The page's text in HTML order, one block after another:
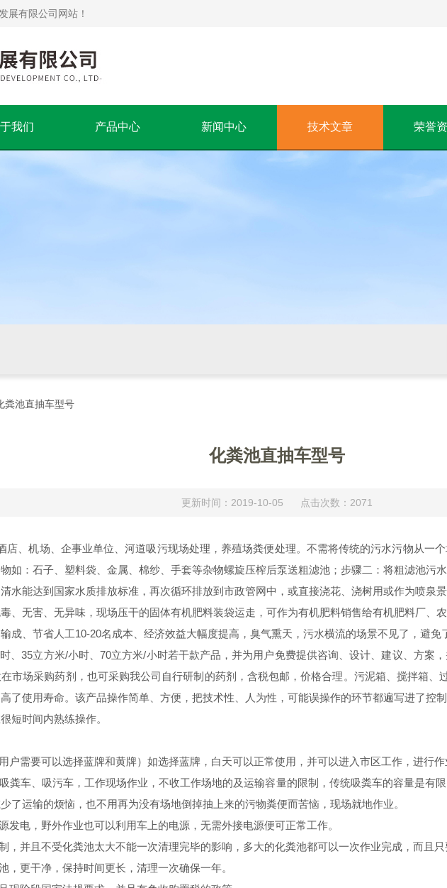
展有限公司网站！
我们 产品中心 新闻中心 技术文章 荣誉
粪池直抽车型号
化粪池直抽车型号
更新时间：2019-10-05 点击次数：2071
店、机场、企事业单位、河道吸污现场处理，养殖场粪便处理。不需将传统的污水污物从一
如：石子、塑料袋、金属、棉纱、手套等杂物螺旋压榨后泵送粗滤池； 步骤二 ：将粗滤池污
水能达到国家水质排放标准，再次循环排放到市政管网中，或直接浇花、浇树用或作为喷泉
、无害、无异味，现场压干的固体有机肥料装袋运走，可作为有机肥料销售给有机肥料厂、
成、节省人工10-20名成本、经济效益大幅度提高，臭气熏天，污水横流的场景不见了，避免
、35立方米/小时、70立方米/小时若干款产品，并为用户免费提供咨询、设计、建议、方案
市场采购药剂，也可采购我公司自行研制的药剂，含税包邮，价格合理。污泥箱、搅拌箱、
了使用寿命。该产品操作简单、方便，把技术性、人为性，可能误操作的环节都遍写进了控
短时间内熟练操作。
户需要可以选择蓝牌和黄牌）如选择蓝牌，白天可以正常使用，并可以进入市区工作，进行作
粪车、吸污车，工作现场作业，不收工作场地的及运输容量的限制，传统吸粪车的容量是有
了运输的烦恼，也不用再为没有场地倒掉抽上来的污物粪便而苦恼，现场就地作业。
发电，野外作业也可以利用车上的电源，无需外接电源便可正常工作。
，并且不受化粪池太大不能一次清理完毕的影响，多大的化粪池都可以一次作业完成，而且只
，更干净，保持时间更长，清理一次确保一年。